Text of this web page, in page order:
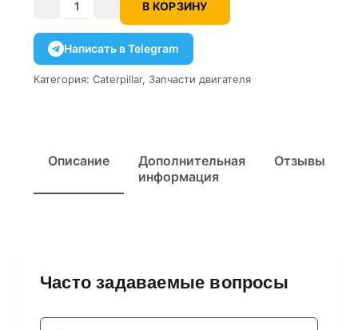
Количество В КОРЗИНУ
Написать в Telegram
Категория: Caterpillar, Запчасти двигателя
Описание
Дополнительная
информация
Отзывы
Часто задаваемые вопросы